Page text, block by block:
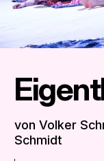
von Volker
Schmidt